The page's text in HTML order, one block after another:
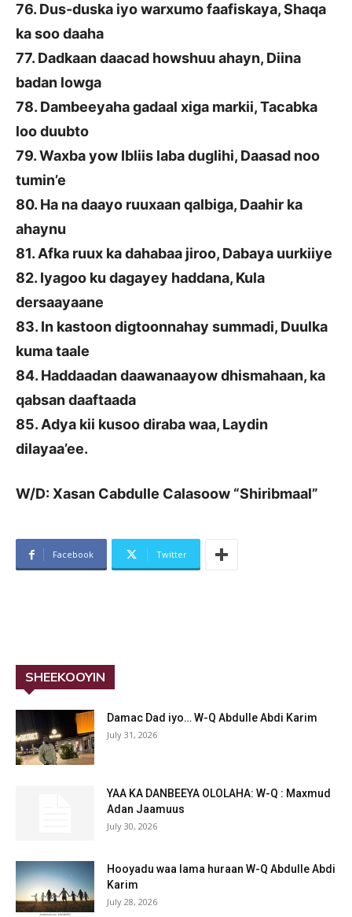
76. Dus-duska iyo warxumo faafiskaya, Shaqa
ka soo daaha
77. Dadkaan daacad howshuu ahayn, Diina
badan lowga
78. Dambeeyaha gadaal xiga markii, Tacabka
loo duubto
79. Waxba yow Ibliis laba duglihi, Daasad noo
tumin’e
80. Ha na daayo ruuxaan qalbiga, Daahir ka
ahaynu
81. Afka ruux ka dahabaa jiroo, Dabaya uurkiiye
82. Iyagoo ku dagayey haddana, Kula
dersaayaane
83. In kastoon digtoonnahay summadi, Duulka
kuma taale
84. Haddaadan daawanaayow dhismahaan, ka
qabsan daaftaada
85. Adya kii kusoo diraba waa, Laydin
dilayaa’ee.
W/D: Xasan Cabdulle Calasoow “Shiribmaal”
Facebook Twitter
SHEEKOOYIN
Damac Dad iyo… W-Q Abdulle Abdi Karim
July 31, 2026
YAA KA DANBEEYA OLOLAHA: W-Q : Maxmud
Adan Jaamuus
July 30, 2026
Hooyadu waa lama huraan W-Q Abdulle Abdi
Karim
July 28, 2026